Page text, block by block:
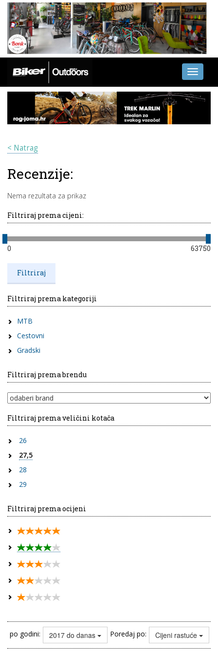
Toggle
< Natrag
Recenzije:
Nema rezultata za prikaz
Filtriraj prema cijeni:
0 63750
Filtriraj prema kategoriji
MTB
Cestovni
Gradski
Filtriraj prema brendu
Filtriraj prema veličini kotača
26
27,5
28
29
Filtriraj prema ocijeni
po godini: 2017 do danas Poredaj po: Cijeni rastuće